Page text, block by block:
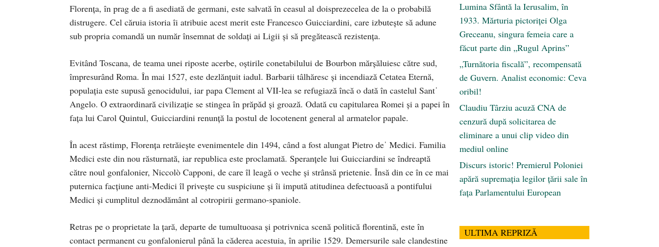
Florența, în prag de a fi asediată de germani, este salvată în ceasul al doisprezecelea de la o probabilă
distrugere. Cel căruia istoria îi atribuie acest merit este Francesco Guicciardini, care izbutește să adune
sub propria comandă un număr însemnat de soldați ai Ligii și să pregătească rezistența.
Evitând Toscana, de teama unei riposte acerbe, oștirile conetabilului de Bourbon mărșăluiesc către sud,
împresurând Roma. În mai 1527, este dezlănțuit iadul. Barbarii tâlhăresc și incendiază Cetatea Eternă,
populația este supusă genocidului, iar papa Clement al VII-lea se refugiază încă o dată în castelul Santˈ
Angelo. O extraordinară civilizație se stingea în prăpăd și groază. Odată cu capitularea Romei și a papei în
fața lui Carol Quintul, Guicciardini renunță la postul de locotenent general al armatelor papale.
În acest răstimp, Florența retrăiește evenimentele din 1494, când a fost alungat Pietro deˈ Medici. Familia
Medici este din nou răsturnată, iar republica este proclamată. Speranțele lui Guicciardini se îndreaptă
către noul gonfalonier, Niccolò Capponi, de care îl leagă o veche și strânsă prietenie. Însă din ce în ce mai
puternica facțiune anti-Medici îl privește cu suspiciune și îi impută atitudinea defectuoasă a pontifului
Medici și cumplitul deznodământ al cotropirii germano-spaniole.
Retras pe o proprietate la țară, departe de tumultuoasa și potrivnica scenă politică florentină, este în
contact permanent cu gonfalonierul până la căderea acestuia, în aprilie 1529. Demersurile sale clandestine
Lumina Sfântă la Ierusalim, în
1933. Mărturia pictoriței Olga
Greceanu, singura femeia care a
făcut parte din „Rugul Aprins”
„Turnătoria fiscală”, recompensată
de Guvern. Analist economic: Ceva
oribil!
Claudiu Târziu acuză CNA de
cenzură după solicitarea de
eliminare a unui clip video din
mediul online
Discurs istoric! Premierul Poloniei
apără supremația legilor țării sale în
fața Parlamentului European
ULTIMA REPRIZĂ